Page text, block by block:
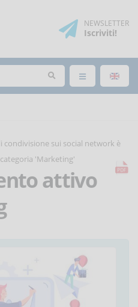
NEWSLETTER
Iscriviti!
condivisione sui social network è
'Marketing'
attivo